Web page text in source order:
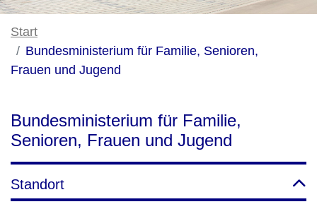
Start
Bundesministerium für Familie, Senioren,
Frauen und Jugend
Bundesministerium für Familie,
Senioren, Frauen und Jugend
Standort